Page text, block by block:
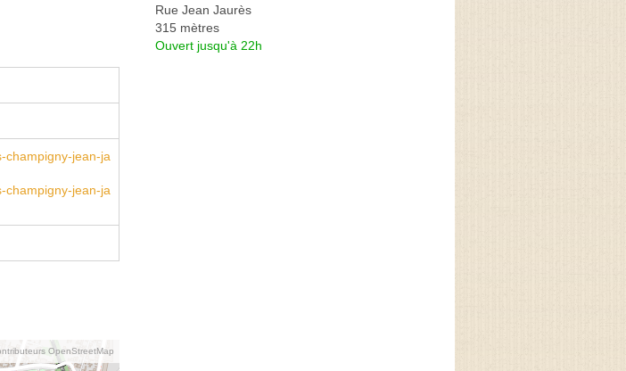
champigny-jean-ja
champigny-jean-ja
OpenStreetMap
Rue Jean Jaurès
315 mètres
Ouvert jusqu'à 22h